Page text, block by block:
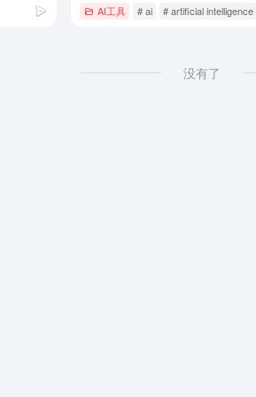
AI工具 # ai # artificial intelligence
没有了